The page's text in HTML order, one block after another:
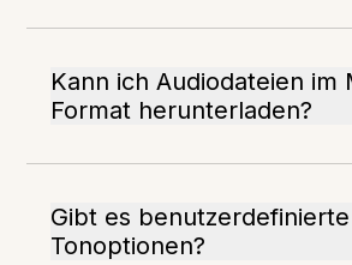
Kann ich Audiodateien im
Format herunterladen?
Gibt es benutzerdefinierte
Tonoptionen?